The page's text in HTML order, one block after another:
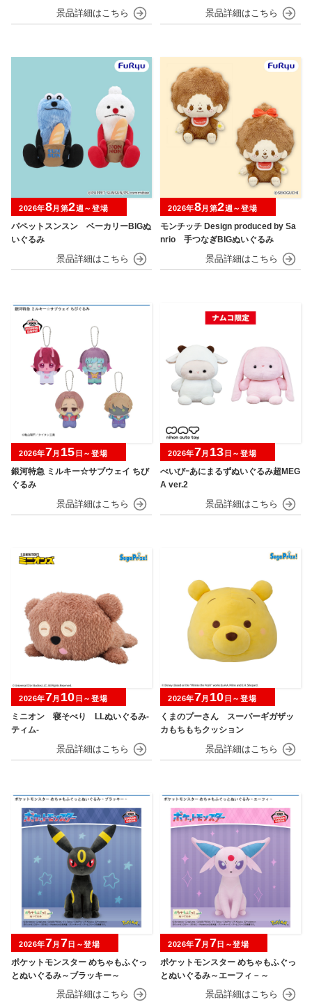
パペットスンスン ベーカリーBIGぬ
いぐるみ
2026年8月第2週～登場
モンチッチ Design produced by Sa
nrio 手つなぎBIGぬいぐるみ
2026年8月第2週～登場
銀河特急 ミルキー☆サブウェイ ちび
ぐるみ
2026年7月 15 日～登場
べいびｰあにまるずぬいぐるみ超MEG
A ver.2
2026年7月 13 日～登場
ミニオン 寝そべり LLぬいぐるみ‐
ティム‐
2026年7月 10 日～登場
くまのプーさん スーパーギガザッ
カもちもちクッション
2026年7月 10 日～登場
ポケットモンスター めちゃもふぐっ
とぬいぐるみ～ブラッキー～
2026年7月 7日～登場
ポケットモンスター めちゃもふぐっ
とぬいぐるみ～エーフィ－～
2026年7月 7日～登場